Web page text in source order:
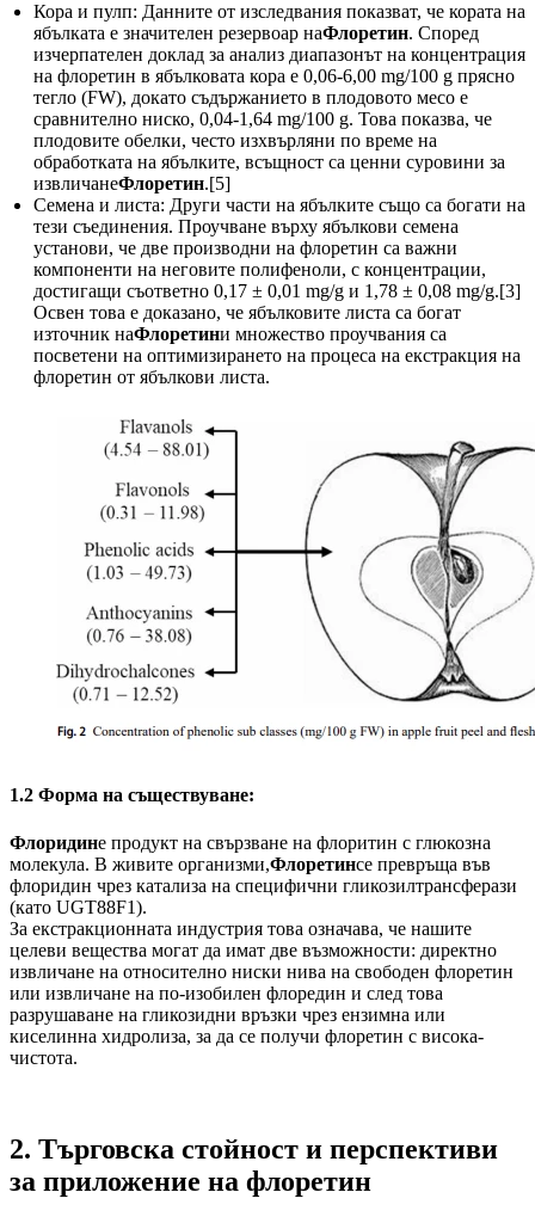
Кора и пулп: Данните от изследвания показват, че кората на
ябълката е значителен резервоар наФлоретин. Според
изчерпателен доклад за анализ диапазонът на концентрация
на флоретин в ябълковата кора е 0,06-6,00 mg/100 g прясно
тегло (FW), докато съдържанието в плодовото месо е
сравнително ниско, 0,04-1,64 mg/100 g. Това показва, че
плодовите обелки, често изхвърляни по време на
обработката на ябълките, всъщност са ценни суровини за
извличанеФлоретин.[5]
Семена и листа: Други части на ябълките също са богати на
тези съединения. Проучване върху ябълкови семена
установи, че две производни на флоретин са важни
компоненти на неговите полифеноли, с концентрации,
достигащи съответно 0,17 ± 0,01 mg/g и 1,78 ± 0,08 mg/g.[3]
Освен това е доказано, че ябълковите листа са богат
източник наФлоретини множество проучвания са
посветени на оптимизирането на процеса на екстракция на
флоретин от ябълкови листа.
1.2 Форма на съществуване:
Флоридине продукт на свързване на флоритин с глюкозна
молекула. В живите организми,Флоретинсе превръща във
флоридин чрез катализа на специфични гликозилтрансферази
(като UGT88F1).
За екстракционната индустрия това означава, че нашите
целеви вещества могат да имат две възможности: директно
извличане на относително ниски нива на свободен флоретин
или извличане на по-изобилен флоредин и след това
разрушаване на гликозидни връзки чрез ензимна или
киселинна хидролиза, за да се получи флоретин с висока-
чистота.
2. Търговска стойност и перспективи
за приложение на флоретин